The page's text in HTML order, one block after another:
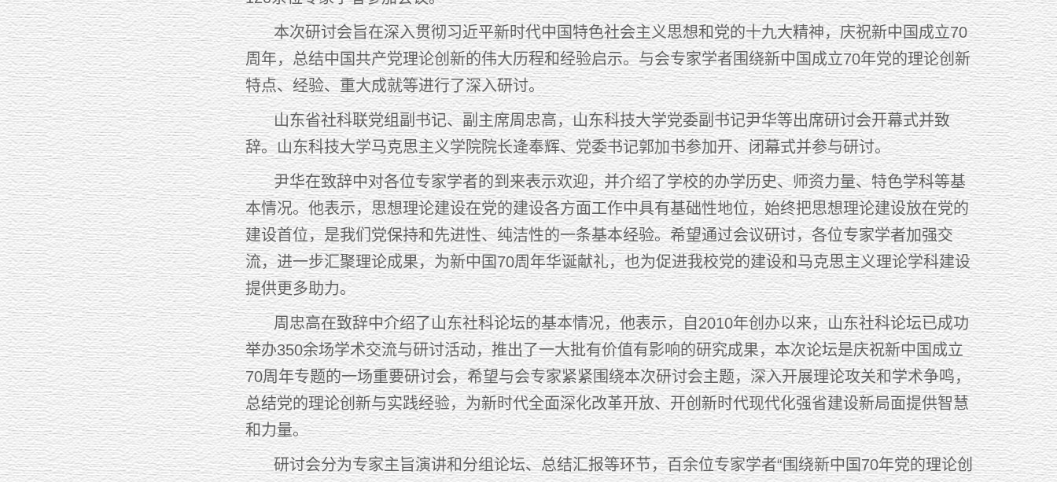
本次研讨会旨在深入贯彻习近平新时代中国特色社会主义思想和党的十九大精神，庆祝新中国成立70
周年，总结中国共产党理论创新的伟大历程和经验启示。与会专家学者围绕新中国成立70年党的理论创新
特点、经验、重大成就等进行了深入研讨。
山东省社科联党组副书记、副主席周忠高，山东科技大学党委副书记尹华等出席研讨会开幕式并致
辞。山东科技大学马克思主义学院院长逄奉辉、党委书记郭加书参加开、闭幕式并参与研讨。
尹华在致辞中对各位专家学者的到来表示欢迎，并介绍了学校的办学历史、师资力量、特色学科等基
本情况。他表示，思想理论建设在党的建设各方面工作中具有基础性地位，始终把思想理论建设放在党的
建设首位，是我们党保持和先进性、纯洁性的一条基本经验。希望通过会议研讨，各位专家学者加强交
流，进一步汇聚理论成果，为新中国70周年华诞献礼，也为促进我校党的建设和马克思主义理论学科建设
提供更多助力。
周忠高在致辞中介绍了山东社科论坛的基本情况，他表示，自2010年创办以来，山东社科论坛已成功
举办350余场学术交流与研讨活动，推出了一大批有价值有影响的研究成果，本次论坛是庆祝新中国成立
70周年专题的一场重要研讨会，希望与会专家紧紧围绕本次研讨会主题，深入开展理论攻关和学术争鸣，
总结党的理论创新与实践经验，为新时代全面深化改革开放、开创新时代现代化强省建设新局面提供智慧
和力量。
研讨会分为专家主旨演讲和分组论坛、总结汇报等环节，百余位专家学者“围绕新中国70年党的理论创